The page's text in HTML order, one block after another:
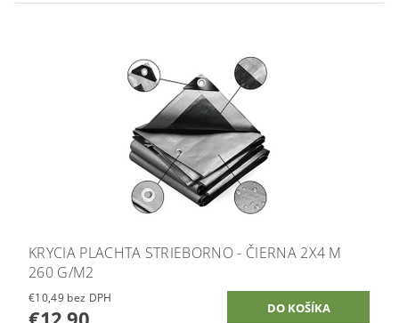
KRYCIA PLACHTA STRIEBORNO - ČIERNA 2X4 M
260 G/M2
€10,49 bez DPH